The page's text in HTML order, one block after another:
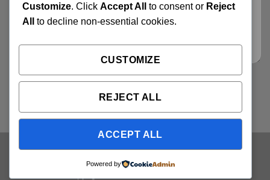
Customize. Click Accept All to consent or Reject
All
to decline non-essential cookies.
CUSTOMIZE
REJECT ALL
ACCEPT ALL
Powered by